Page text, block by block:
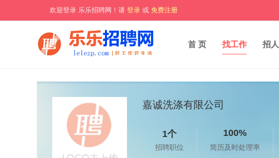
欢迎登录 乐乐招聘网！请 登录 或 免费注册
首 页 找工作 招
嘉诚洗涤有限公司
1个
招聘职位
100%
简历及时处理率